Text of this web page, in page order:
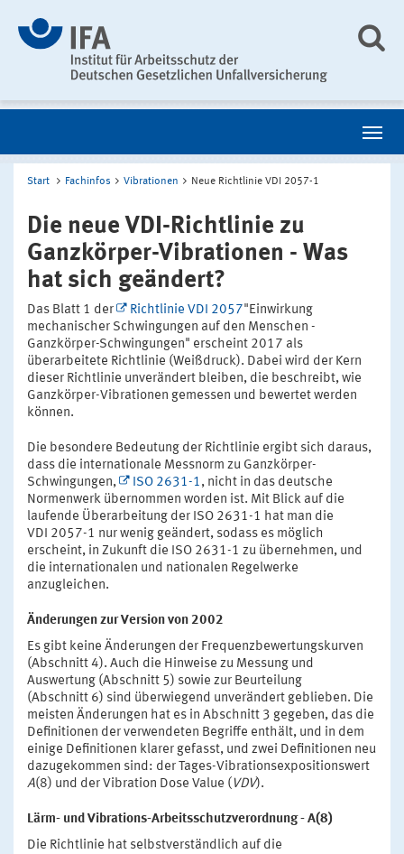
Start Fachinfos Vibrationen Neue Richtlinie VDI 2057-1
Die neue VDI-Richtlinie zu
Ganzkörper-Vibrationen - Was
hat sich geändert?
Das Blatt 1 der Richtlinie VDI 2057"Einwirkung
mechanischer Schwingungen auf den Menschen -
Ganzkörper-Schwingungen" erscheint 2017 als
überarbeitete Richtlinie (Weißdruck). Dabei wird der Kern
dieser Richtlinie unverändert bleiben, die beschreibt, wie
Ganzkörper-Vibrationen gemessen und bewertet werden
können.
Die besondere Bedeutung der Richtlinie ergibt sich daraus,
dass die internationale Messnorm zu Ganzkörper-
Schwingungen,
ISO 2631-1 , nicht in das deutsche
Normenwerk übernommen worden ist. Mit Blick auf die
laufende Überarbeitung der ISO 2631-1 hat man die
VDI 2057-1 nur wenig geändert, sodass es möglich
erscheint, in Zukunft die ISO 2631-1 zu übernehmen, und
die internationalen und nationalen Regelwerke
anzugleichen.
Änderungen zur Version von 2002
Es gibt keine Änderungen der Frequenzbewertungskurven
(Abschnitt 4). Auch die Hinweise zu Messung und
Auswertung (Abschnitt 5) sowie zur Beurteilung
(Abschnitt 6) sind überwiegend unverändert geblieben. Die
meisten Änderungen hat es in Abschnitt 3 gegeben, das die
Definitionen der verwendeten Begriffe enthält, und in dem
einige Definitionen klarer gefasst, und zwei Definitionen neu
dazugekommen sind: der Tages-Vibrationsexpositionswert
A(8) und der Vibration Dose Value ( VDV).
Lärm- und Vibrations-Arbeitsschutzverordnung - A(8)
Die Richtlinie hat selbstverständlich auf die